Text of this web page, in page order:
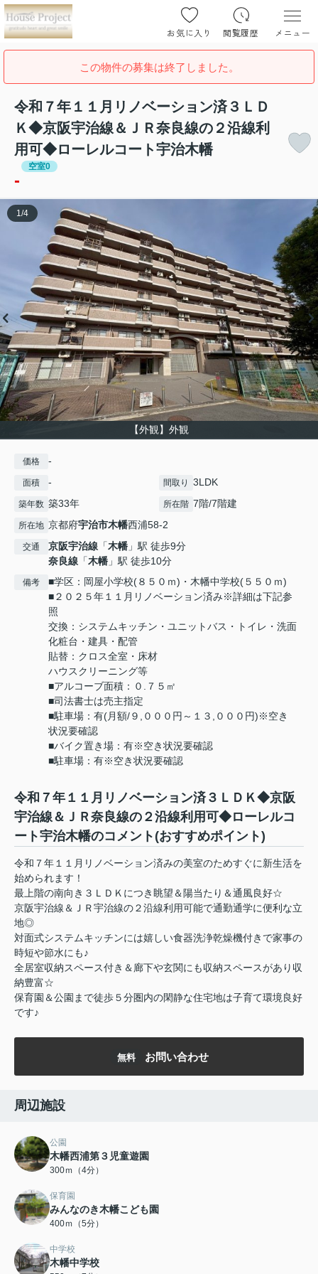
お気に入り 閲覧履歴 メニュー
この物件の募集は終了しました。
令和７年１１月リノベーション済３ＬＤ
Ｋ◆京阪宇治線＆ＪＲ奈良線の２沿線利
用可◆ローレルコート宇治木幡
空室0
-
【外観】外観
1 /4
価格 -
面積 - 間取り 3LDK
築年数 築33年 所在階 7階/7階建
所在地 京都府宇治市木幡西浦58-2
交通 京阪宇治線 「木幡 」駅 徒歩9分
奈良線 「木幡 」駅 徒歩10分
備考
■学区：岡屋小学校(８５０ｍ)・木幡中学校(５５０ｍ)
■２０２５年１１月リノベーション済み※詳細は下記参
照
交換：システムキッチン・ユニットバス・トイレ・洗面
化粧台・建具・配管
貼替：クロス全室・床材
ハウスクリーニング等
■アルコーブ面積：０.７５㎡
■司法書士は売主指定
■駐車場：有(月額/９,０００円～１３,０００円)※空き
状況要確認
■バイク置き場：有※空き状況要確認
■駐車場：有※空き状況要確認
令和７年１１月リノベーション済３ＬＤＫ◆京阪
宇治線＆ＪＲ奈良線の２沿線利用可◆ローレルコ
ート宇治木幡のコメント(おすすめポイント)
令和７年１１月リノベーション済みの美室のためすぐに新生活を
始められます！
最上階の南向き３ＬＤＫにつき眺望＆陽当たり＆通風良好☆
京阪宇治線＆ＪＲ宇治線の２沿線利用可能で通勤通学に便利な立
地◎
対面式システムキッチンには嬉しい食器洗浄乾燥機付きで家事の
時短や節水にも♪
全居室収納スペース付き＆廊下や玄関にも収納スペースがあり収
納豊富☆
保育園＆公園まで徒歩５分圏内の閑静な住宅地は子育て環境良好
です♪
無料 お問い合わせ
周辺施設
公園
木幡西浦第３児童遊園
300ｍ（4分）
保育園
みんなのき木幡こども園
400ｍ（5分）
中学校
木幡中学校